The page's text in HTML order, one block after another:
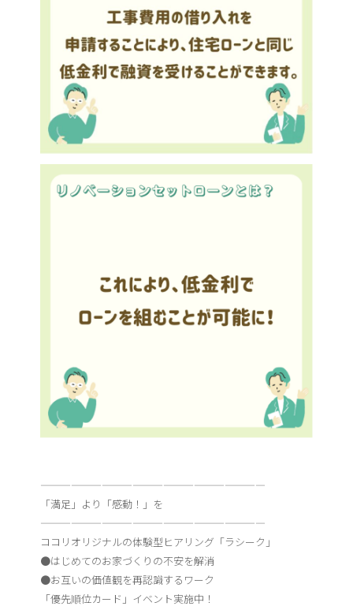
——————————————————————
「満足」より「感動！」を
——————————————————————
ココリオリジナルの体験型ヒアリング「ラシーク」
●はじめてのお家づくりの不安を解消
●お互いの価値観を再認識するワーク
「優先順位カード」イベント実施中！